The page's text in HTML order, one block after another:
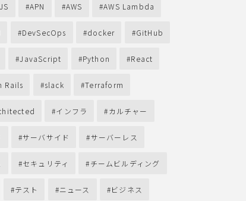
APN AWS AWS Lambda
DevSecOps docker GitHub
JavaScript Python React
Rails slack Terraform
インフラ カルチャー
サーバサイド サーバーレス
セキュリティ チームビルディング
テスト ニュース ビジネス